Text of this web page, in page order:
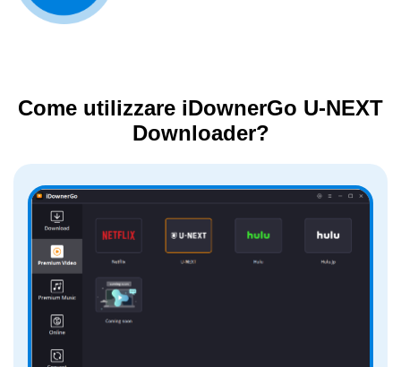
Come utilizzare iDownerGo U-NEXT
Downloader?